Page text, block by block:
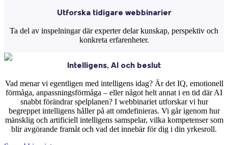
Utforska tidigare webbinarier
Ta del av inspelningar där experter delar kunskap, perspektiv och
konkreta erfarenheter.
Intelligens, AI och beslut
Vad menar vi egentligen med intelligens idag? Är det IQ, emotionell
förmåga, anpassningsförmåga – eller något helt annat i en tid där AI
snabbt förändrar spelplanen? I webbinariet utforskar vi hur
begreppet intelligens håller på att omdefinieras. Vi går igenom hur
mänsklig och artificiell intelligens samspelar, vilka kompetenser som
blir avgörande framåt och vad det innebär för dig i din yrkesroll.